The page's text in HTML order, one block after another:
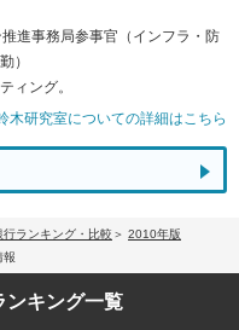
進事務局参事官（インフラ・防
）
ィング。
木研究室についての詳細はこちら
ランキング・比較
2010年版
報
ンキング一覧